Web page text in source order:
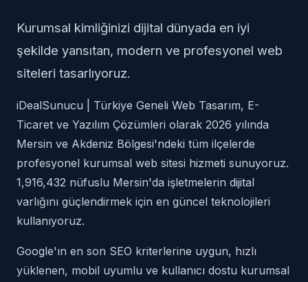
Kurumsal kimliğinizi dijital dünyada en iyi
şekilde yansıtan, modern ve profesyonel web
siteleri tasarlıyoruz.
iDealSunucu | Türkiye Geneli Web Tasarım, E-
Ticaret ve Yazılım Çözümleri olarak 2026 yılında
Mersin ve Akdeniz Bölgesi'ndeki tüm ilçelerde
profesyonel kurumsal web sitesi hizmeti sunuyoruz.
1,916,432 nüfuslu Mersin'da işletmelerin dijital
varlığını güçlendirmek için en güncel teknolojileri
kullanıyoruz.
Google'ın en son SEO kriterlerine uygun, hızlı
yüklenen, mobil uyumlu ve kullanıcı dostu kurumsal